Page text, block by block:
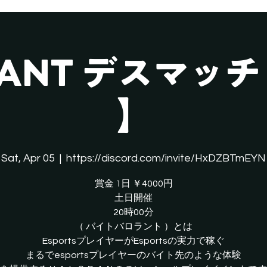
デスマッチ
】
Sat, Apr 05
  |
https://discord.com/invite/HxDZBTmEYN
賞金 1日 ￥4000円
土日開催
20時00分
（ バイトバロラント ）とは
EsportsプレイヤーがEsportsの実力で稼ぐ
​まるでesportsプレイヤーのバイト先のような体験